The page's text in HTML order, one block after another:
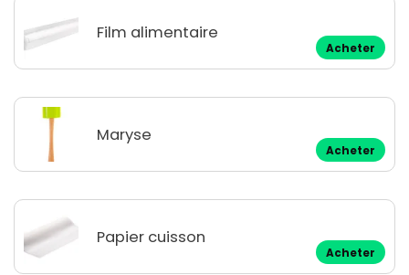
Film alimentaire
Acheter
Maryse
Acheter
Papier cuisson
Acheter